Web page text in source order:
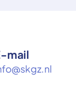
mail